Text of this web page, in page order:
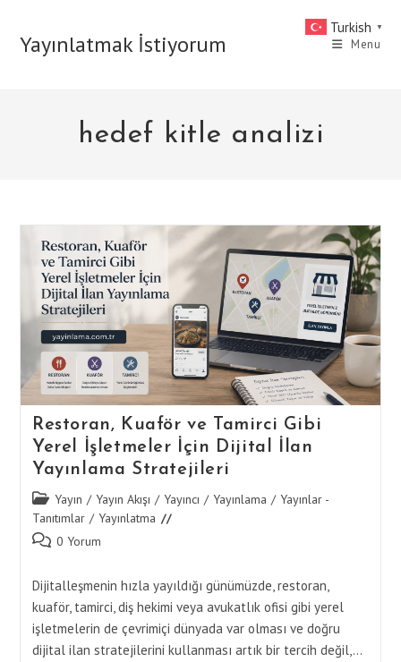
contentYayınlatmak İstiyorum Menu
hedef kitle analizi
Restoran, Kuaför ve Tamirci Gibi
Yerel İşletmeler İçin Dijital İlan
Yayınlama Stratejileri
Post
category:
Yayın / Yayın Akışı / Yayıncı / Yayınlama / Yayınlar -
Tanıtımlar / Yayınlatma
Post 0 Yorum
Dijitalleşmenin hızla yayıldığı günümüzde, restoran,
kuaför, tamirci, diş hekimi veya avukatlık ofisi gibi yerel
işletmelerin de çevrimiçi dünyada var olması ve doğru
dijital ilan stratejilerini kullanması artık bir tercih değil,…
Turkish ▼